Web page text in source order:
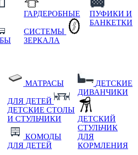
ГАРДЕРОБНЫЕ
СИСТЕМЫ
ЗЕРКАЛА
ПУФИКИ И
БАНКЕТКИ
МАТРАСЫ
ДЛЯ ДЕТЕЙ
ДЕТСКИЕ СТОЛЫ
И СТУЛЬЧИКИ
КОМОДЫ
ДЛЯ ДЕТЕЙ
ДЕТСКИЕ
ДИВАНЧИКИ
ДЕТСКИЙ
СТУЛЬЧИК
ДЛЯ
КОРМЛЕНИЯ